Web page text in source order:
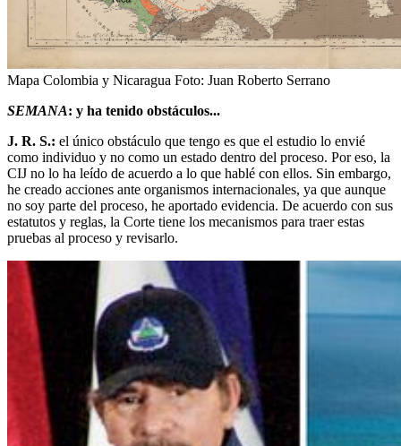
Mapa Colombia y Nicaragua Foto: Juan Roberto Serrano
SEMANA: y ha tenido obstáculos...
J. R. S.: el único obstáculo que tengo es que el estudio lo envié
como individuo y no como un estado dentro del proceso. Por eso, la
CIJ no lo ha leído de acuerdo a lo que hablé con ellos. Sin embargo,
he creado acciones ante organismos internacionales, ya que aunque
no soy parte del proceso, he aportado evidencia. De acuerdo con sus
estatutos y reglas, la Corte tiene los mecanismos para traer estas
pruebas al proceso y revisarlo.